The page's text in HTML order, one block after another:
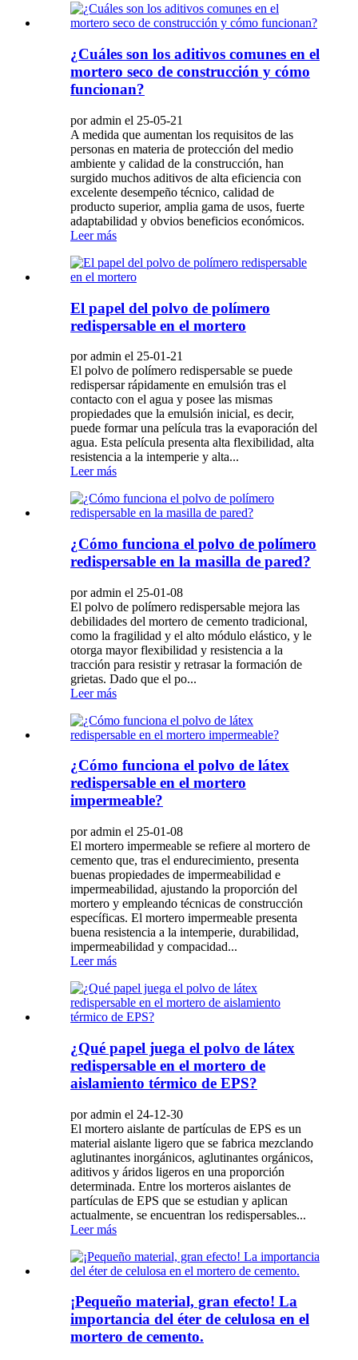
¿Cuáles son los aditivos comunes en el
mortero seco de construcción y cómo
funcionan?
por admin el 25-05-21
A medida que aumentan los requisitos de las
personas en materia de protección del medio
ambiente y calidad de la construcción, han
surgido muchos aditivos de alta eficiencia con
excelente desempeño técnico, calidad de
producto superior, amplia gama de usos, fuerte
adaptabilidad y obvios beneficios económicos.
Leer más
El papel del polvo de polímero
redispersable en el mortero
por admin el 25-01-21
El polvo de polímero redispersable se puede
redispersar rápidamente en emulsión tras el
contacto con el agua y posee las mismas
propiedades que la emulsión inicial, es decir,
puede formar una película tras la evaporación del
agua. Esta película presenta alta flexibilidad, alta
resistencia a la intemperie y alta...
Leer más
¿Cómo funciona el polvo de polímero
redispersable en la masilla de pared?
por admin el 25-01-08
El polvo de polímero redispersable mejora las
debilidades del mortero de cemento tradicional,
como la fragilidad y el alto módulo elástico, y le
otorga mayor flexibilidad y resistencia a la
tracción para resistir y retrasar la formación de
grietas. Dado que el po...
Leer más
¿Cómo funciona el polvo de látex
redispersable en el mortero
impermeable?
por admin el 25-01-08
El mortero impermeable se refiere al mortero de
cemento que, tras el endurecimiento, presenta
buenas propiedades de impermeabilidad e
impermeabilidad, ajustando la proporción del
mortero y empleando técnicas de construcción
específicas. El mortero impermeable presenta
buena resistencia a la intemperie, durabilidad,
impermeabilidad y compacidad...
Leer más
¿Qué papel juega el polvo de látex
redispersable en el mortero de
aislamiento térmico de EPS?
por admin el 24-12-30
El mortero aislante de partículas de EPS es un
material aislante ligero que se fabrica mezclando
aglutinantes inorgánicos, aglutinantes orgánicos,
aditivos y áridos ligeros en una proporción
determinada. Entre los morteros aislantes de
partículas de EPS que se estudian y aplican
actualmente, se encuentran los redispersables...
Leer más
¡Pequeño material, gran efecto! La
importancia del éter de celulosa en el
mortero de cemento.